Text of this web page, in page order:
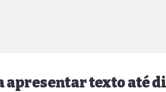
texto até